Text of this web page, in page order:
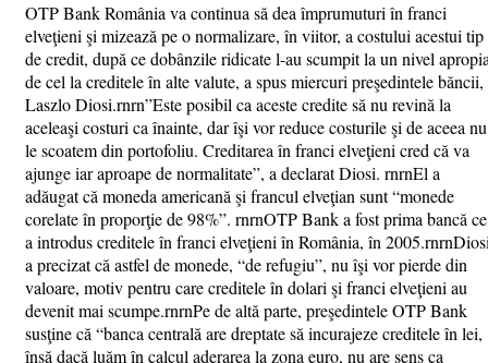
OTP Bank România va continua să dea împrumuturi în franci
elveţieni şi mizează pe o normalizare, în viitor, a costului acestui tip
de credit, după ce dobânzile ridicate l-au scumpit la un nivel
de cel la creditele în alte valute, a spus miercuri preşedintele băncii,
Laszlo Diosi.rnrn”Este posibil ca aceste credite să nu revină la
aceleaşi costuri ca înainte, dar îşi vor reduce costurile şi de aceea nu
le scoatem din portofoliu. Creditarea în franci elveţieni cred că va
ajunge iar aproape de normalitate”, a declarat Diosi. rnrnEl a
adăugat că moneda americană şi francul elveţian sunt “monede
corelate în proporţie de 98%”. rnrnOTP Bank a fost prima bancă ce
a introdus creditele în franci elveţieni în România, în
a precizat că astfel de monede, “de refugiu”, nu îşi vor pierde din
valoare, motiv pentru care creditele în dolari şi franci elveţieni au
devenit mai scumpe.rnrnPe de altă parte, preşedintele OTP Bank
susţine că “banca centrală are dreptate să incurajeze creditele în lei,
însă dacă luăm în calcul aderarea la zona euro, nu are sens ca